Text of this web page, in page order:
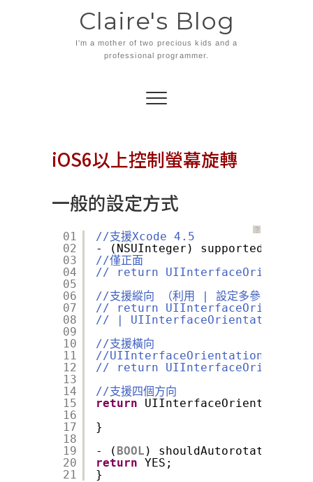
Claire's Blog
I'm a mother of two precious kids and a
professional programmer.
iOS6以上控制螢幕旋轉
一般的設定方式
？
01
02
03
04
05
06
07
08
09
10
11
12
13
14
15
16
17
18
19
20
21
//支援Xcode 4.5
- (NSUInteger)
//僅正面
// return
//支援縱向 （利用 | 設定多參數）
// return
// |
//支援橫向
//
// return
//支援四個方向
return
}
- ( BOOL ) shouldAutorotate {
return YES;
}